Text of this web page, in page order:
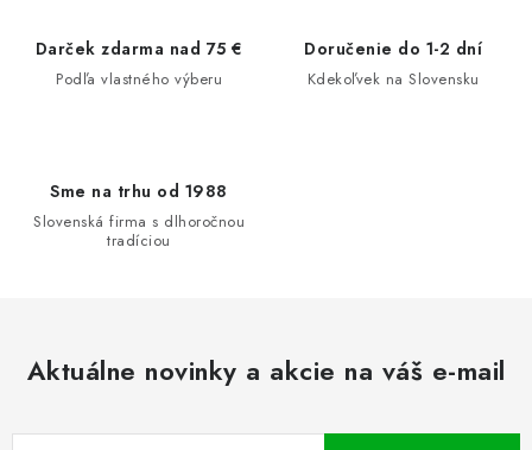
Darček zdarma nad 75 €
Podľa vlastného výberu
Doručenie do 1-2 dní
Kdekoľvek na Slovensku
Sme na trhu od 1988
Slovenská firma s dlhoročnou
tradíciou
Aktuálne novinky a akcie na váš e-mail